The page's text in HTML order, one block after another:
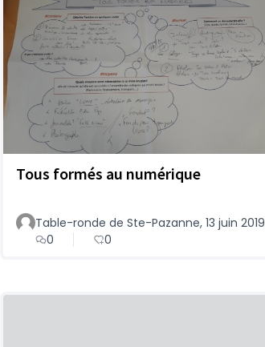
Tous formés au numérique
Table-ronde de Ste-Pazanne, 13 juin 2019
0
0